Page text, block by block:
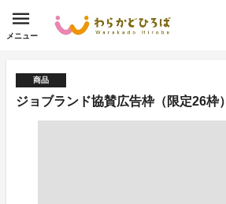
メニュー
商品
ジョブランド協賛広告枠（限定26枠）